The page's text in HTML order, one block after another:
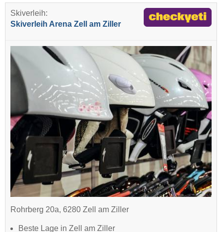
Skiverleih:
Skiverleih Arena Zell am Ziller
Rohrberg 20a, 6280 Zell am Ziller
Beste Lage in Zell am Ziller